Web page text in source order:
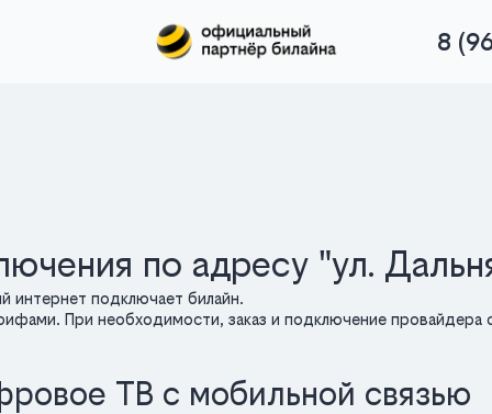
8
по адресу "ул.
интернет подключает билайн.
При необходимости, заказ и подключение провайдера
ТВ с мобильной связью